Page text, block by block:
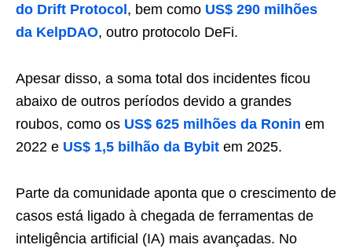
do Drift Protocol, bem como US$ 290 milhões
da KelpDAO, outro protocolo DeFi.
Apesar disso, a soma total dos incidentes ficou
abaixo de outros períodos devido a grandes
roubos, como os US$ 625 milhões da Ronin em
2022 e US$ 1,5 bilhão da Bybit em 2025.
Parte da comunidade aponta que o crescimento de
casos está ligado à chegada de ferramentas de
inteligência artificial (IA) mais avançadas. No